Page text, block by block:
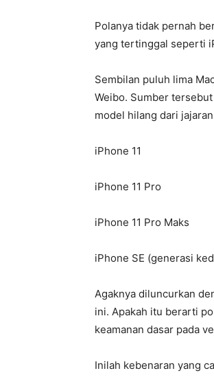
Polanya tidak pernah
yang tertinggal seperti
Sembilan puluh lima
Weibo. Sumber
model hilang dari
iPhone 11
iPhone 11 Pro
iPhone 11 Pro Maks
iPhone SE (generasi
Agaknya diluncurkan
ini. Apakah itu berarti
keamanan dasar pada
Inilah kebenaran yang